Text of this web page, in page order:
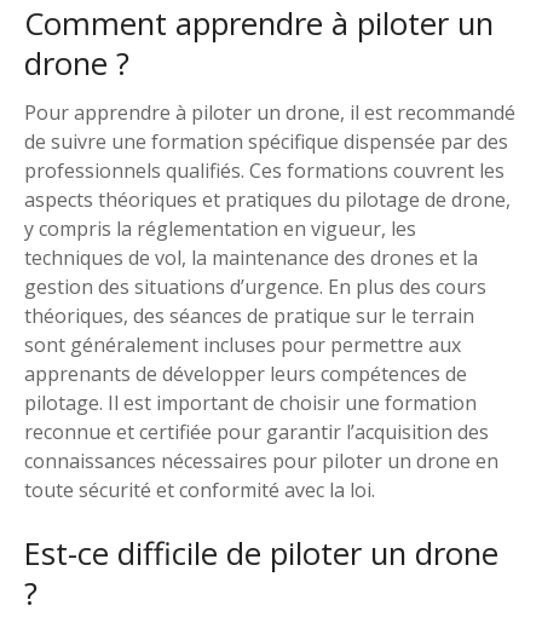
Comment apprendre à piloter un
drone ?
Pour apprendre à piloter un drone, il est recommandé
de suivre une formation spécifique dispensée par des
professionnels qualifiés. Ces formations couvrent les
aspects théoriques et pratiques du pilotage de drone,
y compris la réglementation en vigueur, les
techniques de vol, la maintenance des drones et la
gestion des situations d’urgence. En plus des cours
théoriques, des séances de pratique sur le terrain
sont généralement incluses pour permettre aux
apprenants de développer leurs compétences de
pilotage. Il est important de choisir une formation
reconnue et certifiée pour garantir l’acquisition des
connaissances nécessaires pour piloter un drone en
toute sécurité et conformité avec la loi.
Est-ce difficile de piloter un drone
?